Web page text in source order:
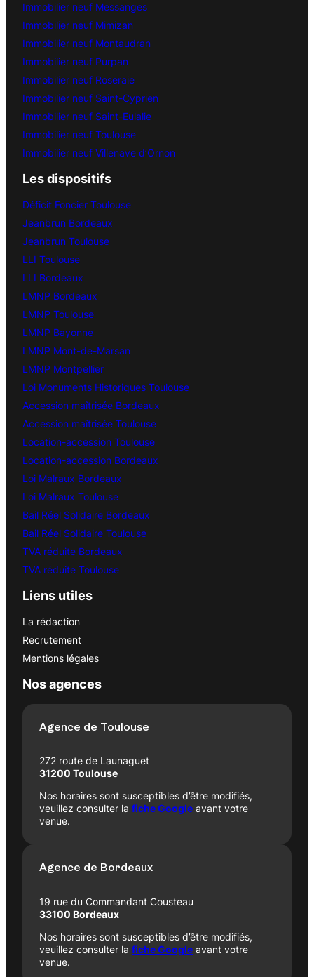
Immobilier neuf Messanges
Immobilier neuf Mimizan
Immobilier neuf Montaudran
Immobilier neuf Purpan
Immobilier neuf Roseraie
Immobilier neuf Saint-Cyprien
Immobilier neuf Saint-Eulalie
Immobilier neuf Toulouse
Immobilier neuf Villenave d’Ornon
Les dispositifs
Déficit Foncier Toulouse
Jeanbrun Bordeaux
Jeanbrun Toulouse
LLI Toulouse
LLI Bordeaux
LMNP Bordeaux
LMNP Toulouse
LMNP Bayonne
LMNP Mont-de-Marsan
LMNP Montpellier
Loi Monuments Historiques Toulouse
Accession maîtrisée Bordeaux
Accession maîtrisée Toulouse
Location-accession Toulouse
Location-accession Bordeaux
Loi Malraux Bordeaux
Loi Malraux Toulouse
Bail Réel Solidaire Bordeaux
Bail Réel Solidaire Toulouse
TVA réduite Bordeaux
TVA réduite Toulouse
Liens utiles
La rédaction
Recrutement
Mentions légales
Nos agences
Agence de Toulouse
272 route de Launaguet
31200 Toulouse
Nos horaires sont susceptibles d’être modifiés,
veuillez consulter la fiche Google avant votre
venue.
Agence de Bordeaux
19 rue du Commandant Cousteau
33100 Bordeaux
Nos horaires sont susceptibles d’être modifiés,
veuillez consulter la fiche Google avant votre
venue.